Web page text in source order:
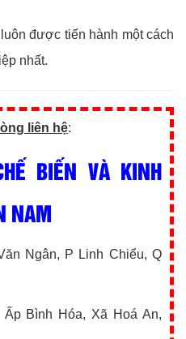
được tiến hành một cách
nhất.
liên hệ:
BIẾN VÀ KINH
NAM
Ngân, P Linh Chiểu, Q
Bình Hóa, Xã Hoá An,